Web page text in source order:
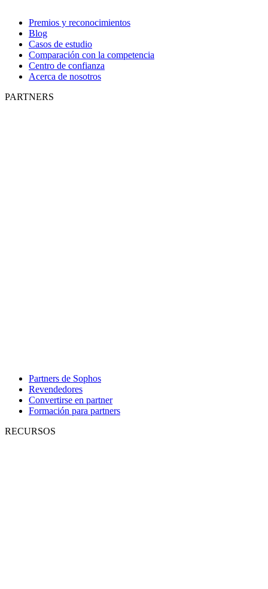
Premios y reconocimientos
Blog
Casos de estudio
Comparación con la competencia
Centro de confianza
Acerca de nosotros
PARTNERS
Partners de Sophos
Revendedores
Convertirse en partner
Formación para partners
RECURSOS